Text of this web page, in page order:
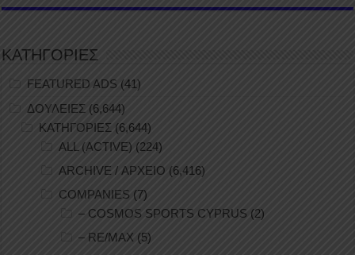
ΚΑΤΗΓΟΡΙΕΣ
FEATURED ADS (41)
ΔΟΥΛΕΙΕΣ (6,644)
ΚΑΤΗΓΟΡΙΕΣ (6,644)
ALL (ACTIVE) (224)
ARCHIVE / ΑΡΧΕΙΟ (6,416)
COMPANIES (7)
– COSMOS SPORTS CYPRUS (2)
– RE/MAX (5)